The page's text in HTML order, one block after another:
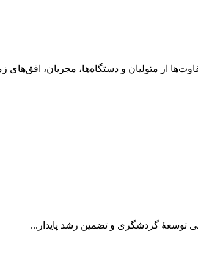
از متولیان و دستگاه‌ها، مجریان، افق‌های
توسعۀ گردشگری و تضمین رشد پایدار...